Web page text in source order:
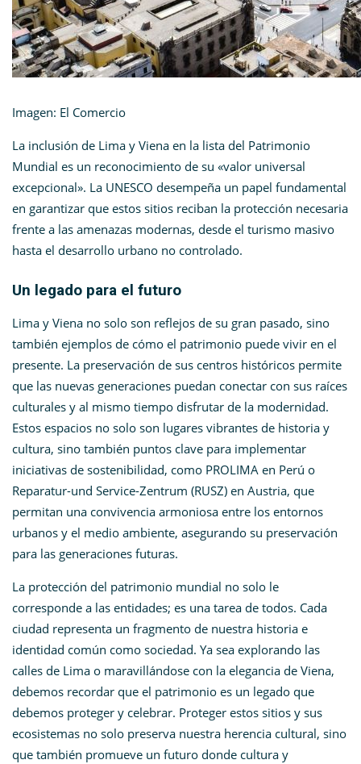
Imagen: El Comercio
La inclusión de Lima y Viena en la lista del Patrimonio
Mundial es un reconocimiento de su «valor universal
excepcional». La UNESCO desempeña un papel fundamental
en garantizar que estos sitios reciban la protección necesaria
frente a las amenazas modernas, desde el turismo masivo
hasta el desarrollo urbano no controlado.
Un legado para el futuro
Lima y Viena no solo son reflejos de su gran pasado, sino
también ejemplos de cómo el patrimonio puede vivir en el
presente. La preservación de sus centros históricos permite
que las nuevas generaciones puedan conectar con sus raíces
culturales y al mismo tiempo disfrutar de la modernidad.
Estos espacios no solo son lugares vibrantes de historia y
cultura, sino también puntos clave para implementar
iniciativas de sostenibilidad, como PROLIMA en Perú o
Reparatur-und Service-Zentrum (RUSZ) en Austria, que
permitan una convivencia armoniosa entre los entornos
urbanos y el medio ambiente, asegurando su preservación
para las generaciones futuras.
La protección del patrimonio mundial no solo le
corresponde a las entidades; es una tarea de todos. Cada
ciudad representa un fragmento de nuestra historia e
identidad común como sociedad. Ya sea explorando las
calles de Lima o maravillándose con la elegancia de Viena,
debemos recordar que el patrimonio es un legado que
debemos proteger y celebrar. Proteger estos sitios y sus
ecosistemas no solo preserva nuestra herencia cultural, sino
que también promueve un futuro donde cultura y